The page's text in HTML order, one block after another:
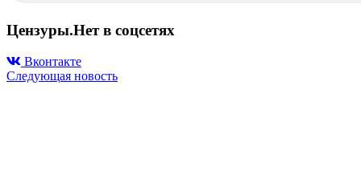
Цензуры.Нет в соцсетях
Вконтакте
Следующая новость